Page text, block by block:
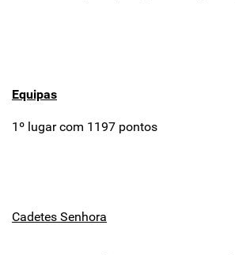
Equipas
1º lugar com 1197 pontos
Cadetes Senhora